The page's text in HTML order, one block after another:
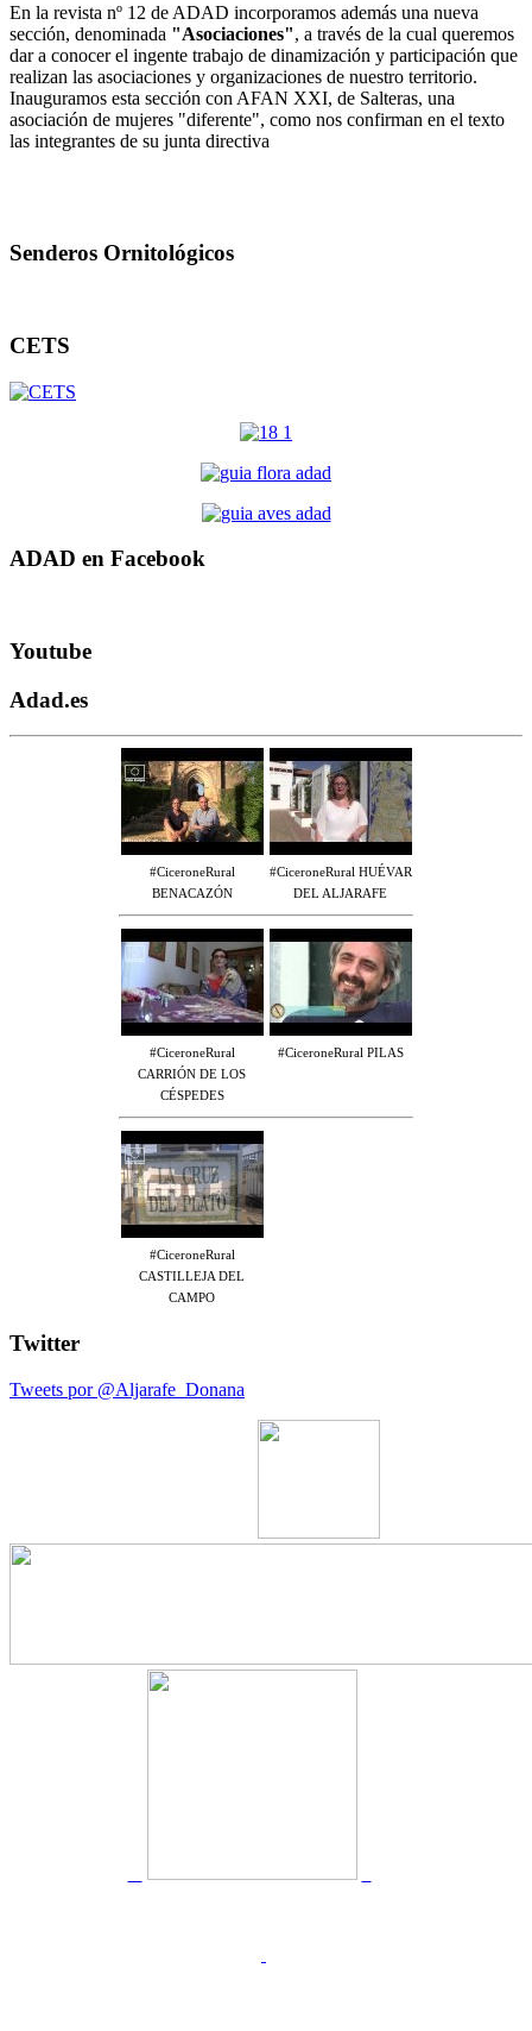
En la revista nº 12 de ADAD incorporamos además una nueva
sección, denominada "Asociaciones", a través de la cual queremos
dar a conocer el ingente trabajo de dinamización y participación que
realizan las asociaciones y organizaciones de nuestro territorio.
Inauguramos esta sección con AFAN XXI, de Salteras, una
asociación de mujeres "diferente", como nos confirman en el texto
las integrantes de su junta directiva
Senderos Ornitológicos
CETS
ADAD en Facebook
Youtube
Adad.es
#CiceroneRural
BENACAZÓN
#CiceroneRural HUÉVAR
DEL ALJARAFE
#CiceroneRural
CARRIÓN DE LOS
CÉSPEDES
#CiceroneRural PILAS
#CiceroneRural
CASTILLEJA DEL
CAMPO
Twitter
Tweets por @Aljarafe_Donana